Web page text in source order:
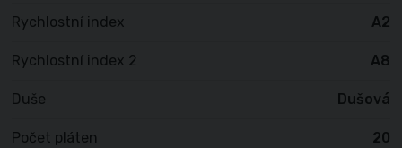
Rychlostní index A2
Rychlostní index 2 A8
Duše Dušová
Počet pláten 20